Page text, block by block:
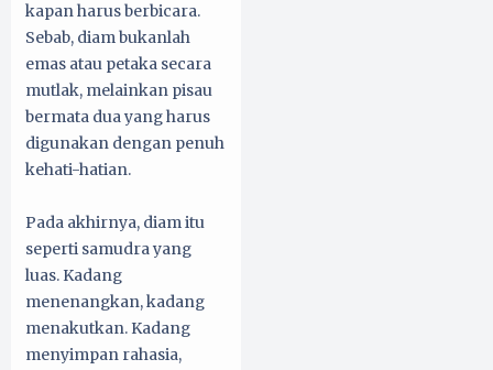
kapan harus berbicara.
Sebab, diam bukanlah
emas atau petaka secara
mutlak, melainkan pisau
bermata dua yang harus
digunakan dengan penuh
kehati-hatian.
Pada akhirnya, diam itu
seperti samudra yang
luas. Kadang
menenangkan, kadang
menakutkan. Kadang
menyimpan rahasia,